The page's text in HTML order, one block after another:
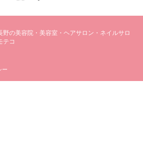
の美容院・美容室・ヘアサロン・ネイルサロ
テコ
ー